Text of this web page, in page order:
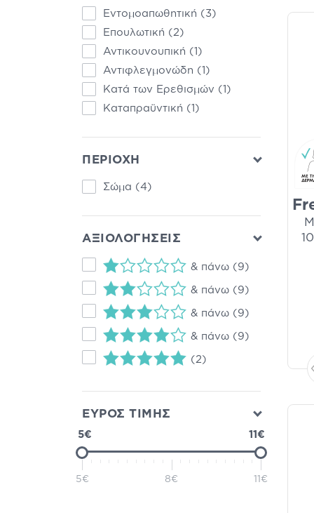
Εντομοαπωθητική (3)
Επουλωτική (2)
Αντικουνουπική (1)
Αντιφλεγμονώδη (1)
Κατά των Ερεθισμών (1)
Καταπραϋντική (1)
ΠΕΡΙΟΧΗ
Σώμα (4)
ΑΞΙΟΛΟΓΗΣΕΙΣ
& πάνω (9)
& πάνω (9)
& πάνω (9)
& πάνω (9)
(2)
ΕΥΡΟΣ ΤΙΜΗΣ
5€ 11€
5€ 8€ 11€